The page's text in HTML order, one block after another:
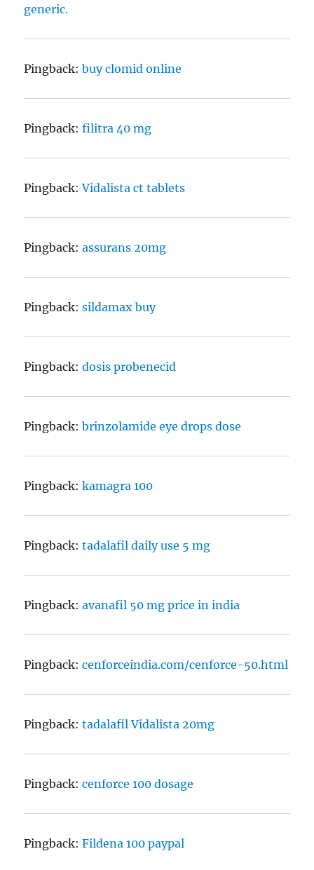
generic.
Pingback:buy clomid online
Pingback:filitra 40 mg
Pingback:Vidalista ct tablets
Pingback:assurans 20mg
Pingback:sildamax buy
Pingback:dosis probenecid
Pingback:brinzolamide eye drops dose
Pingback:kamagra 100
Pingback:tadalafil daily use 5 mg
Pingback:avanafil 50 mg price in india
Pingback:cenforceindia.com/cenforce-50.html
Pingback:tadalafil Vidalista 20mg
Pingback:cenforce 100 dosage
Pingback:Fildena 100 paypal